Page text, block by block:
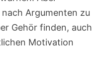
Argumenten zu
Gehör finden, auch
Motivation